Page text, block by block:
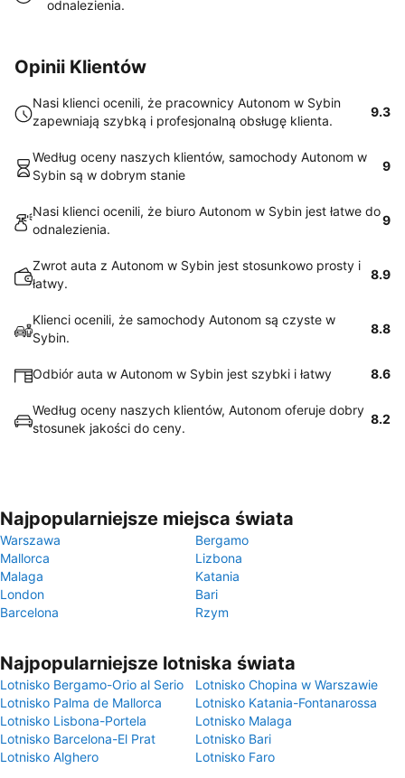
odnalezienia.
Opinii Klientów
Nasi klienci ocenili, że pracownicy Autonom w Sybin
zapewniają szybką i profesjonalną obsługę klienta.
9.3
Według oceny naszych klientów, samochody Autonom w
Sybin są w dobrym stanie
9
Nasi klienci ocenili, że biuro Autonom w Sybin jest łatwe do
odnalezienia.
9
Zwrot auta z Autonom w Sybin jest stosunkowo prosty i
łatwy.
8.9
Klienci ocenili, że samochody Autonom są czyste w
Sybin.
8.8
Odbiór auta w Autonom w Sybin jest szybki i łatwy 8.6
Według oceny naszych klientów, Autonom oferuje dobry
stosunek jakości do ceny.
8.2
Najpopularniejsze miejsca świata
Warszawa
Bergamo
Mallorca
Lizbona
Malaga
Katania
London
Bari
Barcelona
Rzym
Najpopularniejsze lotniska świata
Lotnisko Bergamo-Orio al Serio
Lotnisko Chopina w Warszawie
Lotnisko Palma de Mallorca
Lotnisko Katania-Fontanarossa
Lotnisko Lisbona-Portela
Lotnisko Malaga
Lotnisko Barcelona-El Prat
Lotnisko Bari
Lotnisko Alghero
Lotnisko Faro